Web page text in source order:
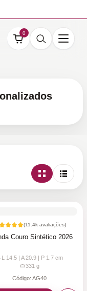
0
(11.4kavaliações)
Couro Sintético 2026
L 14.5 | A 20.9 | P 1.7 cm
331 g
Código: AG40